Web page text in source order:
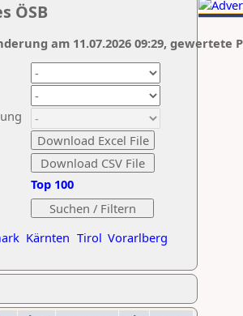
ÖSB
Kärnten Tirol Vorarlberg
Top 100
am 11.07.2026 09:29, gewertete